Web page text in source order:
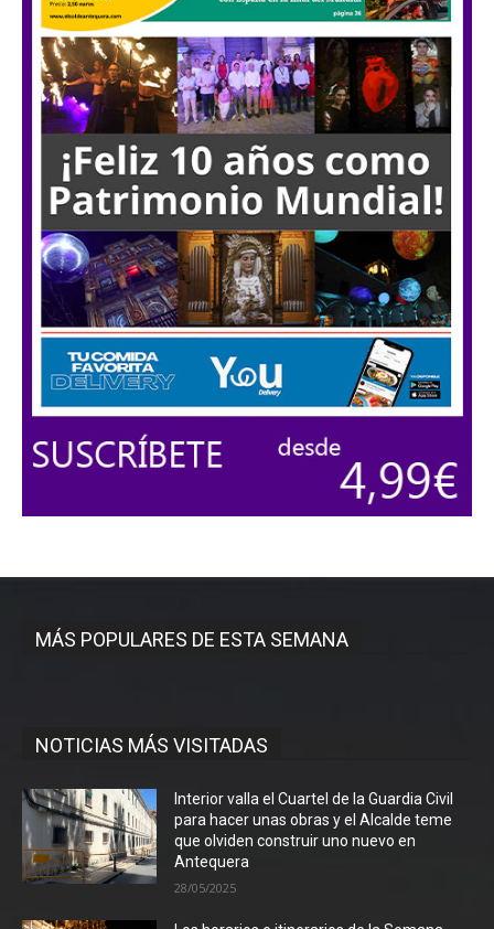
MÁS POPULARES DE ESTA SEMANA
NOTICIAS MÁS VISITADAS
Interior valla el Cuartel de la Guardia Civil
para hacer unas obras y el Alcalde teme
que olviden construir uno nuevo en
Antequera
28/05/2025